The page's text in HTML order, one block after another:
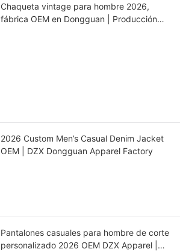
Chaqueta vintage para hombre 2026,
fábrica OEM en Dongguan | Producción
2026 Custom Men’s Casual Denim Jacket
OEM | DZX Dongguan Apparel Factory
Pantalones casuales para hombre de corte
personalizado 2026 OEM DZX Apparel |